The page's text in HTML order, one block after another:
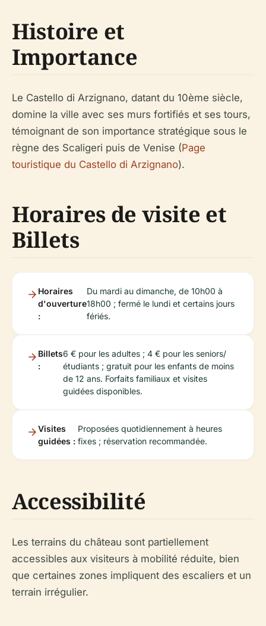
Histoire et
Importance
Le Castello di Arzignano, datant du 10ème siècle,
domine la ville avec ses murs fortifiés et ses tours,
témoignant de son importance stratégique sous le
règne des Scaligeri puis de Venise (Page
touristique du Castello di Arzignano).
Horaires de visite et
Billets
Horaires
d'ouverture
:
Du mardi au dimanche, de 10h00 à
18h00 ; fermé le lundi et certains jours
fériés.
Billets
:
6 € pour les adultes ; 4 € pour les seniors/
étudiants ; gratuit pour les enfants de moins
de 12 ans. Forfaits familiaux et visites
guidées disponibles.
Visites
guidées :
Proposées quotidiennement à heures
fixes ; réservation recommandée.
Accessibilité
Les terrains du château sont partiellement
accessibles aux visiteurs à mobilité réduite, bien
que certaines zones impliquent des escaliers et un
terrain irrégulier.